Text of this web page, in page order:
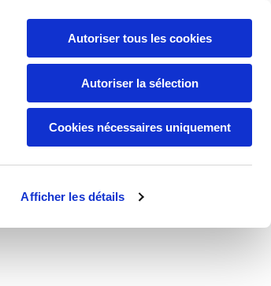
Afficher les détails
Autoriser tous les cookies
Autoriser la sélection
Cookies nécessaires uniquement
06 76 29 03 64
06 80 18 05 38